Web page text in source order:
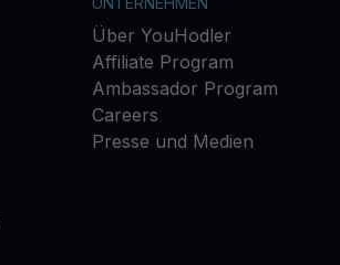
Über YouHodler
Affiliate Program
Ambassador Program
Careers
Presse und Medien